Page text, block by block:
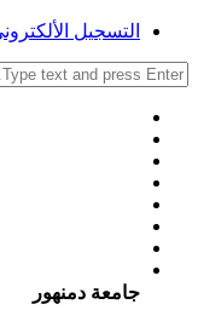
التسجيل
جامعة دمنهور